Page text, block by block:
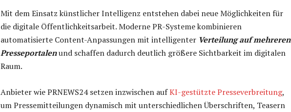
Mit dem Einsatz künstlicher Intelligenz entstehen dabei neue Möglichkeiten für
die digitale Öffentlichkeitsarbeit. Moderne PR-Systeme kombinieren
automatisierte Content-Anpassungen mit intelligenter Verteilung auf mehreren
Presseportalenund schaffen dadurch deutlich größere Sichtbarkeit im digitalen
Raum.
Anbieter wie PRNEWS24 setzen inzwischen aufKI-gestützte Presseverbreitung,
um Pressemitteilungen dynamisch mit unterschiedlichen Überschriften, Teasern